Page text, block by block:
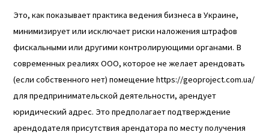
Это, как показывает практика ведения бизнеса в Украине,
минимизирует или исключает риски наложения штрафов
фискальными или другими контролирующими органами. В
современных реалиях ООО, которое не желает арендовать
(если собственного нет) помещениеhttps://geoproject.com.ua/
для предпринимательской деятельности, арендует
юридический адрес. Это предполагает подтверждение
арендодателя присутствия арендатора по месту получения